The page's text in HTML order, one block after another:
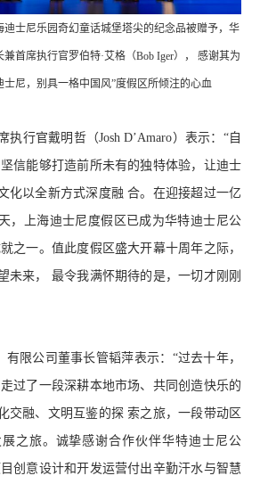
士尼乐园奇幻童话城堡塔尖的纪念品被赠予， 华
首席执行官罗伯特·艾格（Bob Iger）， 感谢其为
士尼，别具一格中国风”度假区所倾注的心血
执行官戴明哲（Josh D’Amaro）表示：“自
信能够打造前所未有的独特体验，让迪士
化以全新方式深度融 合。在迎接超过一亿
，上海迪士尼度假区已成为华特迪士尼公
之一。值此度假区盛大开幕十周年之际，
未来， 最令我满怀期待的是，一切才刚刚
有限公司董事长管韬萍表示：“过去十年，
走过了一段深耕本地市场、共同创造快乐的
交融、文明互鉴的探 索之旅，一段带动区
之旅。诚挚感谢合作伙伴华特迪士尼公
创意设计和开发运营付出辛勤汗水与智慧